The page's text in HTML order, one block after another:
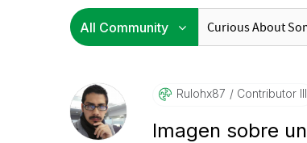
Rulohx87 Contributor III
Imagen sobre